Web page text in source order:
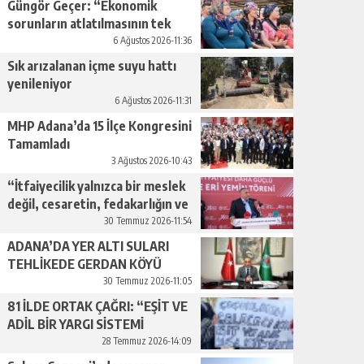
Güngör Geçer: “Ekonomik
sorunların atlatılmasının tek
yolu üretimi artırmaktan
geçiyor.”
6 Ağustos 2026-11:36
Sık arızalanan içme suyu hattı
yenileniyor
6 Ağustos 2026-11:31
MHP Adana’da 15 İlçe Kongresini
Tamamladı
3 Ağustos 2026-10:43
“İtfaiyecilik yalnızca bir meslek
değil, cesaretin, fedakarlığın ve
insan sevgisinin en güçlü
temsilidir.”
30 Temmuz 2026-11:54
ADANA’DA YER ALTI SULARI
TEHLİKEDE GERDAN KÖYÜ
SANAYİ SUYU CENDERESİNDE
30 Temmuz 2026-11:05
81 İLDE ORTAK ÇAĞRI: “EŞİT VE
ADİL BİR YARGI SİSTEMİ
28 Temmuz 2026-14:09